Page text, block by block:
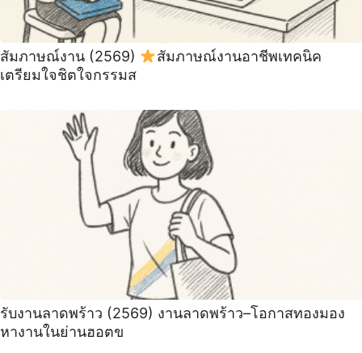
สัมภาษณ์งาน (2569)
สัมภาษณ์งานอาชีพเทคนิค
เตรียมใจชิตใจกรรมส
รับงานลาดพร้าว (2569) งานลาดพร้าว–โอกาสทองมอง
หางานในย่านฮอตข